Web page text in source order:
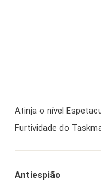
Atinja o nível
Furtividade do
Antiespião